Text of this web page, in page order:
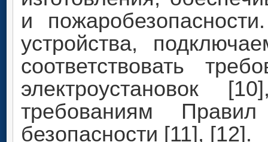
и
устройства,
соответствовать
электроустановок
требованиям
безопасности [11], [12].